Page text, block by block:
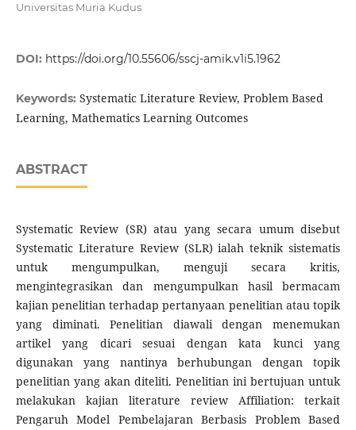
Universitas Muria Kudus
DOI: https://doi.org/10.55606/sscj-amik.v1i5.1962
Keywords: Systematic Literature Review, Problem Based
Learning, Mathematics Learning Outcomes
ABSTRACT
Systematic Review (SR) atau yang secara umum disebut
Systematic Literature Review (SLR) ialah teknik sistematis
untuk mengumpulkan, menguji secara kritis,
mengintegrasikan dan mengumpulkan hasil bermacam
kajian penelitian terhadap pertanyaan penelitian atau topik
yang diminati. Penelitian diawali dengan menemukan
artikel yang dicari sesuai dengan kata kunci yang
digunakan yang nantinya berhubungan dengan topik
penelitian yang akan diteliti. Penelitian ini bertujuan untuk
melakukan kajian literature review Affiliation: terkait
Pengaruh Model Pembelajaran Berbasis Problem Based